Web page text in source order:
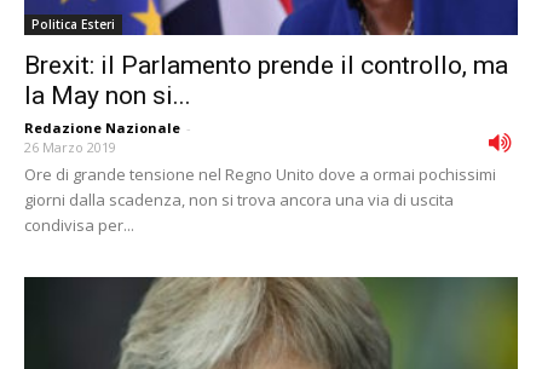
Politica Esteri
Brexit: il Parlamento prende il controllo, ma
la May non si...
Redazione Nazionale -
26 Marzo 2019
Ore di grande tensione nel Regno Unito dove a ormai pochissimi
giorni dalla scadenza, non si trova ancora una via di uscita
condivisa per...